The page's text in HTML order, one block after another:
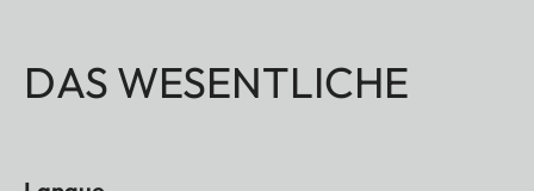
DAS WESENTLICHE